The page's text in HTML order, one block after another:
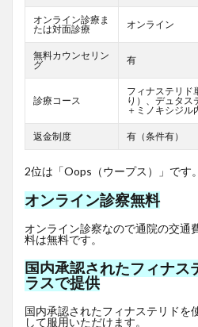
オンライン診療ま
たは対面診療
オンライン
無料カウンセリン
グ
有
診療コース
フィナステリド
り）、デュタス
＋ミノキシジ
返金制度 有（条件有）
2位は「Oops（ウープス）」です。
オンライン診察無料
オンライン診察なので通院の交通
料は無料です。
国内承認されたフィナス
ラスで提供
国内承認されたフィナステリドを
して服用いただけます。